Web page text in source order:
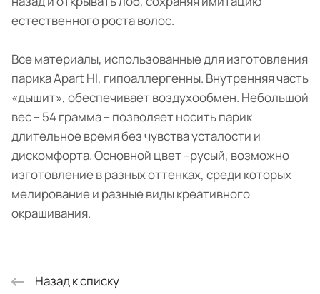
естественного роста волос.
Все материалы, использованные для изготовления
парика Apart HI, гипоаллергенны. Внутренняя часть
«дышит», обеспечивает воздухообмен. Небольшой
вес – 54 грамма – позволяет носить парик
длительное время без чувства усталости и
дискомфорта. Основной цвет –русый, возможно
изготовление в разных оттенках, среди которых
мелирование и разные виды креативного
окрашивания.
Назад к списку